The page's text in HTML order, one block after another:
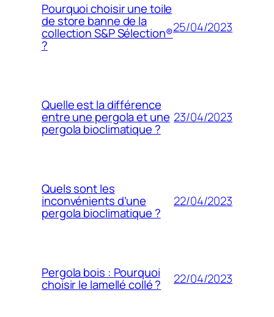
Pourquoi choisir une toile
de store banne de la
collection S&P Sélection®
?
25/04/2023
Quelle est la différence
entre une pergola et une
pergola bioclimatique ?
23/04/2023
Quels sont les
inconvénients d’une
pergola bioclimatique ?
22/04/2023
Pergola bois : Pourquoi
choisir le lamellé collé ? 22/04/2023